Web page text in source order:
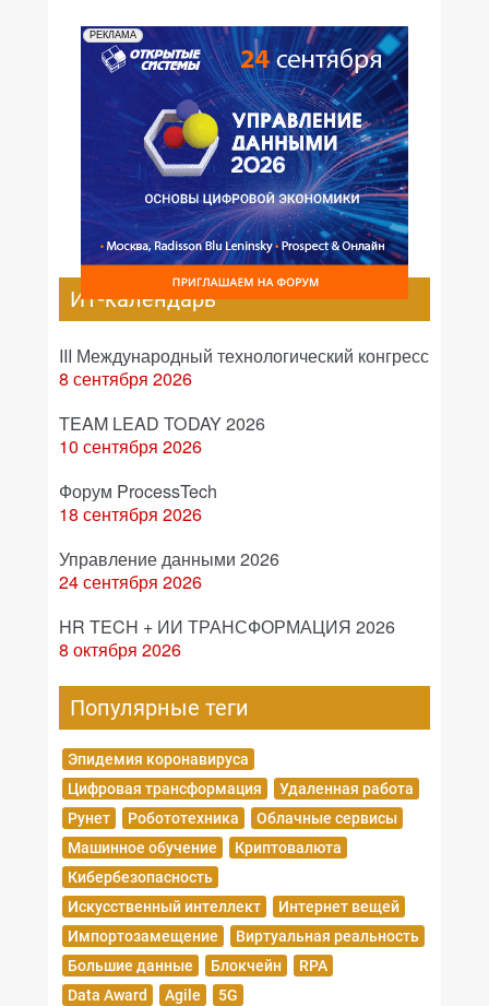
РЕКЛАМА
ИТ-календарь
III Международный технологический конгресс
8 сентября 2026
TEAM LEAD TODAY 2026
10 сентября 2026
Форум ProcessTech
18 сентября 2026
Управление данными 2026
24 сентября 2026
HR TECH + ИИ ТРАНСФОРМАЦИЯ 2026
8 октября 2026
Популярные теги
Эпидемия коронавируса
Цифровая трансформация
Удаленная работа
Рунет
Робототехника
Облачные сервисы
Машинное обучение
Криптовалюта
Кибербезопасность
Искусственный интеллект
Интернет вещей
Импортозамещение
Виртуальная реальность
Большие данные
Блокчейн
RPA
Data Award
Agile 5G